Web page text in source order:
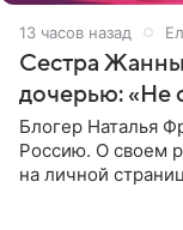
13 часов назад
Сестра Жанны
дочерью: «Не
Блогер Наталья
Россию. О своем
на личной